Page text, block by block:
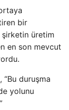
bir
şirketin üretim
en son mevcut
“Bu duruşma
yolunu